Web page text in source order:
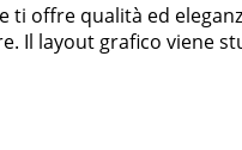
ti offre qualità ed
Il layout grafico viene